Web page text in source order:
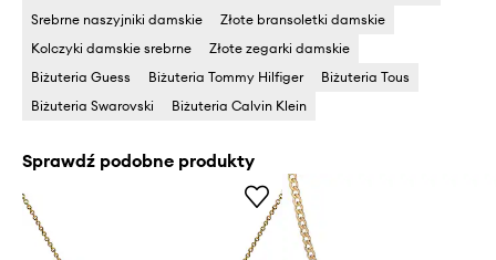
Srebrne naszyjniki damskie
Złote bransoletki damskie
Kolczyki damskie srebrne
Złote zegarki damskie
Biżuteria Guess
Biżuteria Tommy Hilfiger
Biżuteria Tous
Biżuteria Swarovski
Biżuteria Calvin Klein
Sprawdź podobne produkty